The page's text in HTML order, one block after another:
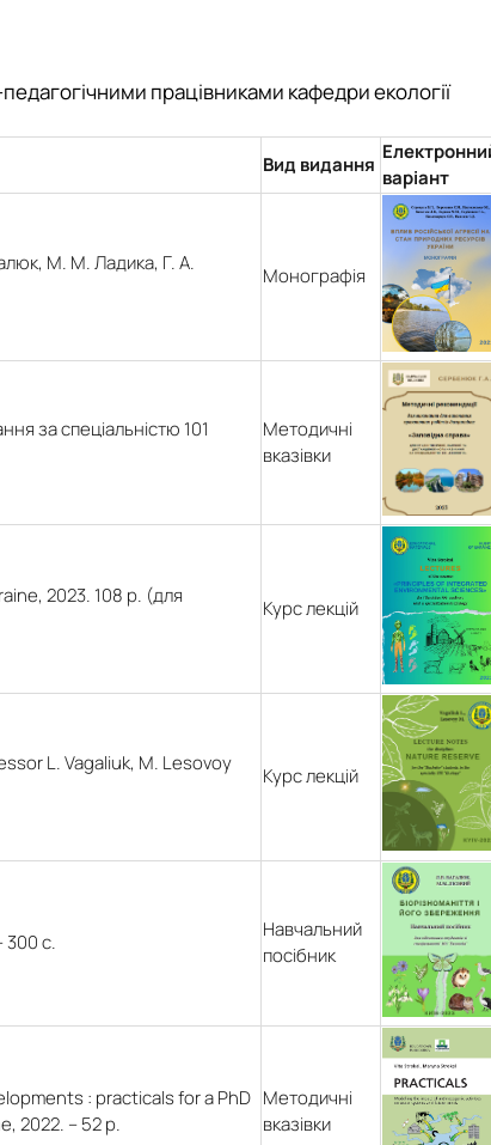
працівниками кафедри екології
Вид видання
варіант
М. М. Ладика, Г. А.
Монографія
за спеціальністю 101
Методичні
вказівки
2023. 108 p. (для
Курс лекцій
L. Vagaliuk, M. Lesovoy
Курс лекцій
300 с.
Навчальний
посібник
: practicals for a PhD
2022. – 52 p.
Методичні
вказівки